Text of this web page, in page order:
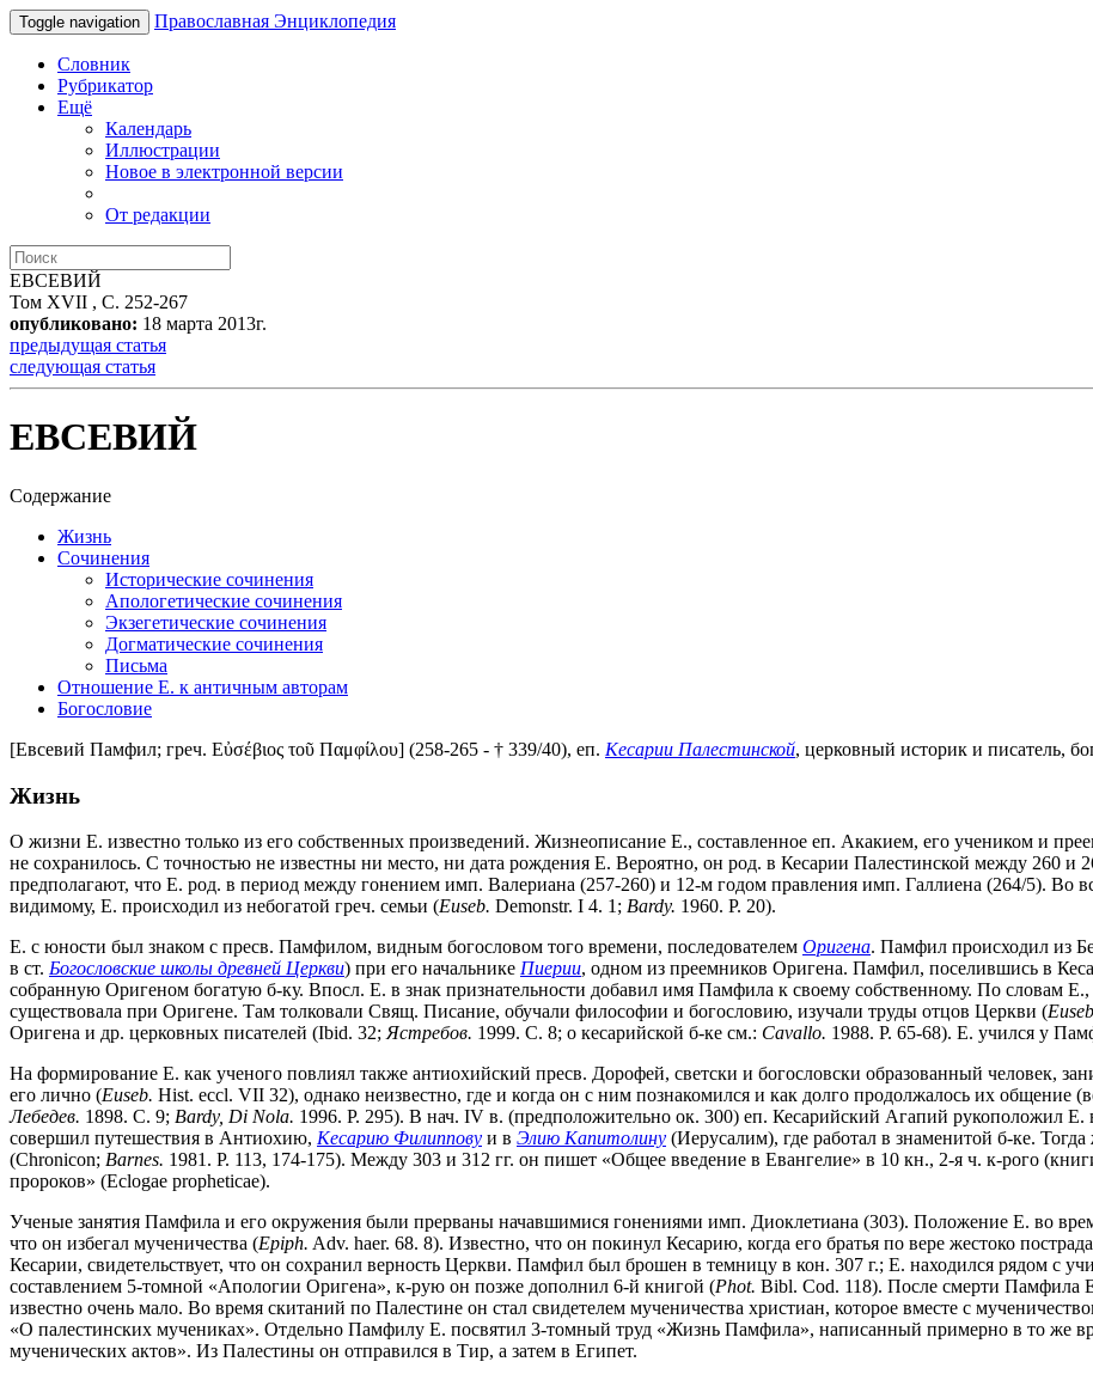
Toggle navigation Православная Энциклопедия
Словник
Рубрикатор
Ещё
Календарь
Иллюстрации
Новое в электронной версии
От редакции
ЕВСЕВИЙ
Том XVII , С. 252-267
опубликовано: 18 марта 2013г.
предыдущая статья
следующая статья
ЕВСЕВИЙ
Содержание
Жизнь
Сочинения
Исторические сочинения
Апологетические сочинения
Экзегетические сочинения
Догматические сочинения
Письма
Отношение Е. к античным авторам
Богословие
[Евсевий Памфил; греч. Εὐσέβιος τοῦ Παμφίλου] (258-265 - † 339/40), еп. Кесарии Палестинской, церковный историк и писатель,
Жизнь
О жизни Е. известно только из его собственных произведений. Жизнеописание Е., составленное еп. Акакием, его учеником и
не сохранилось. С точностью не известны ни место, ни дата рождения Е. Вероятно, он род. в Кесарии Палестинской между 260 и
предполагают, что Е. род. в период между гонением имп. Валериана (257-260) и 12-м годом правления имп. Галлиена (264/5). Во
видимому, Е. происходил из небогатой греч. семьи (Euseb. Demonstr. I 4. 1; Bardy. 1960. P. 20).
Е. с юности был знаком с пресв. Памфилом, видным богословом того времени, последователем Оригена. Памфил происходил из
в ст. Богословские школы древней Церкви) при его начальнике Пиерии, одном из преемников Оригена. Памфил, поселившись в
собранную Оригеном богатую б-ку. Впосл. Е. в знак признательности добавил имя Памфила к своему собственному. По словам
существовала при Оригене. Там толковали Свящ. Писание, обучали философии и богословию, изучали труды отцов Церкви (
Оригена и др. церковных писателей (Ibid. 32; Ястребов. 1999. С. 8; о кесарийской б-ке см.: Cavallo. 1988. P. 65-68). Е. учился у
На формирование Е. как ученого повлиял также антиохийский пресв. Дорофей, светски и богословски образованный человек,
его лично (Euseb. Hist. eccl. VII 32), однако неизвестно, где и когда он с ним познакомился и как долго продолжалось их
Лебедев. 1898. С. 9; Bardy, Di Nola. 1996. P. 295). В нач. IV в. (предположительно ок. 300) еп. Кесарийский Агапий рукоположил Е.
совершил путешествия в Антиохию, Кесарию Филиппову и в Элию Капитолину (Иерусалим), где работал в знаменитой б-ке.
(Chronicon; Barnes. 1981. P. 113, 174-175). Между 303 и 312 гг. он пишет «Общее введение в Евангелие» в 10 кн., 2-я ч. к-рого
пророков» (Eclogae propheticae).
Ученые занятия Памфила и его окружения были прерваны начавшимися гонениями имп. Диоклетиана (303). Положение Е. во
что он избегал мученичества (Epiph. Adv. haer. 68. 8). Известно, что он покинул Кесарию, когда его братья по вере жестоко
Кесарии, свидетельствует, что он сохранил верность Церкви. Памфил был брошен в темницу в кон. 307 г.; Е. находился рядом с
составлением 5-томной «Апологии Оригена», к-рую он позже дополнил 6-й книгой (Phot. Bibl. Сod. 118). После смерти Памфила
известно очень мало. Во время скитаний по Палестине он стал свидетелем мученичества христиан, которое вместе с
«О палестинских мучениках». Отдельно Памфилу Е. посвятил 3-томный труд «Жизнь Памфила», написанный примерно в то же
мученических актов». Из Палестины он отправился в Тир, а затем в Египет.